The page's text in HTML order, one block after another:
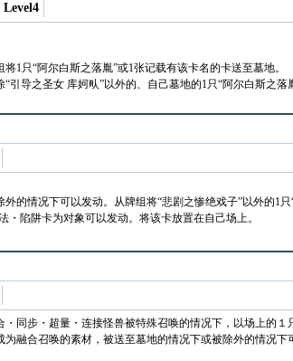
Level4
1只“阿尔白斯之落胤”或1张记载有该卡名的卡送至墓地。
导之圣女 库妸㽗”以外的、自己墓地的1只“阿尔白斯之
的情况下可以发动。从牌组将“悲剧之惨绝戏子”以外的1只
陷阱卡为对象可以发动。将该卡放置在自己场上。
步・超量・连接怪兽被特殊召唤的情况下，以场上的１
融合召唤的素材，被送至墓地的情况下或被除外的情况下